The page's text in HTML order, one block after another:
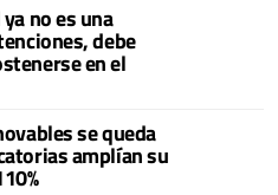
no es una
debe
en el
se queda
amplían su